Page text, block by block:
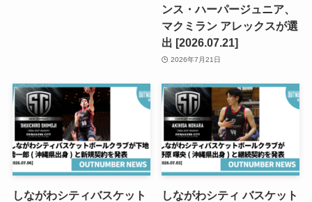
ンス・ハーパージュニア、
マクミラン アレックスが選
出 [2026.07.21]
2026年7月21日
しながわシティバスケット
しながわシティ バスケット